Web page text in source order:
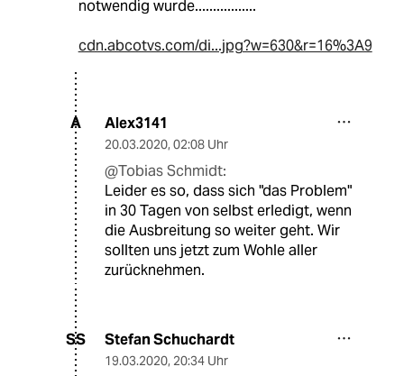
notwendig wurde.................
cdn.abcotvs.com/di...jpg?w=630&r=16%3A9
A Alex3141
20.03.2020, 02:08 Uhr
@Tobias Schmidt:
Leider es so, dass sich "das Problem"
in 30 Tagen von selbst erledigt, wenn
die Ausbreitung so weiter geht. Wir
sollten uns jetzt zum Wohle aller
zurücknehmen.
SS Stefan Schuchardt
19.03.2020, 20:34 Uhr